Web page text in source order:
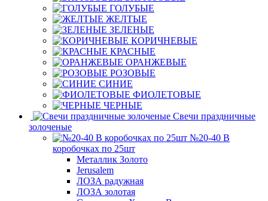
ГОЛУБЫЕ
ЖЕЛТЫЕ
ЗЕЛЕНЫЕ
КОРИЧНЕВЫЕ
КРАСНЫЕ
ОРАНЖЕВЫЕ
РОЗОВЫЕ
СИНИЕ
ФИОЛЕТОВЫЕ
ЧЕРНЫЕ
Свечи праздничные
золоченые
№20-40 В
коробочках по 25шт
Металлик Золото
Jerusalem
ЛОЗА радужная
ЛОЗА золотая